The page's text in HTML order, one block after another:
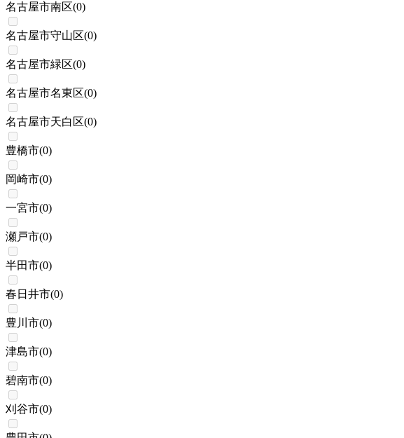
名古屋市南区(0)
名古屋市守山区(0)
名古屋市緑区(0)
名古屋市名東区(0)
名古屋市天白区(0)
豊橋市(0)
岡崎市(0)
一宮市(0)
瀬戸市(0)
半田市(0)
春日井市(0)
豊川市(0)
津島市(0)
碧南市(0)
刈谷市(0)